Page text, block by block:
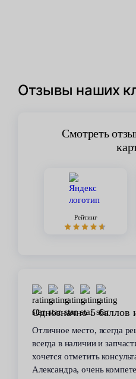
Отзывы наших
Смотреть
Рейтинг
Однозначно 5 баллов
Отличное место, всегда
всегда в наличии и
хочется отметить
Александра, очень